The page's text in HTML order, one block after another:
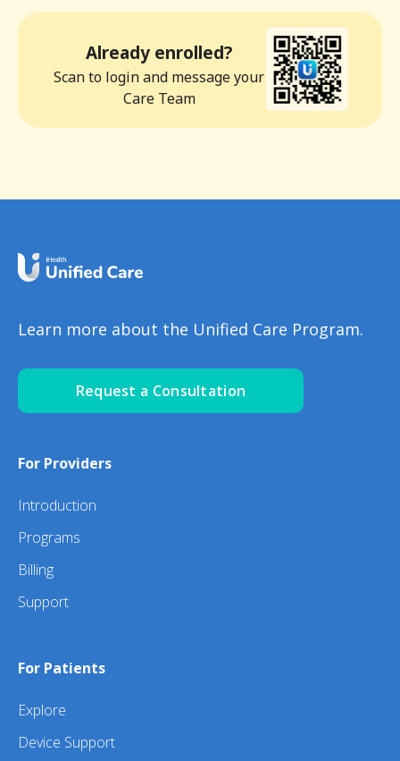
Already enrolled?
Scan to login and message your
Care Team
Learn more about the Unified Care Program.
Request a Consultation
For Providers
Introduction
Programs
Billing
Support
For Patients
Explore
Device Support